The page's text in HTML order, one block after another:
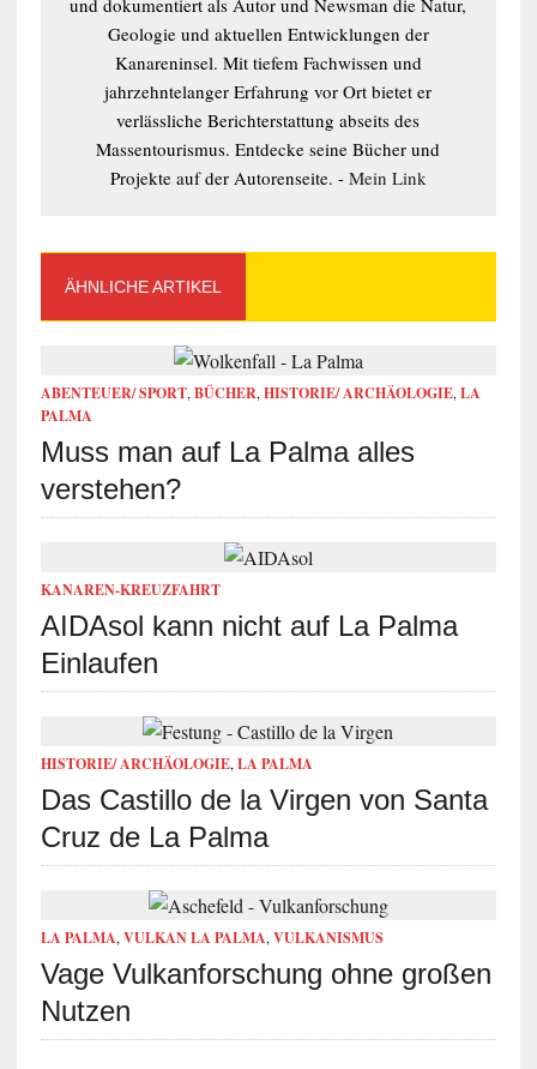
und dokumentiert als Autor und Newsman die Natur,
Geologie und aktuellen Entwicklungen der
Kanareninsel. Mit tiefem Fachwissen und
jahrzehntelanger Erfahrung vor Ort bietet er
verlässliche Berichterstattung abseits des
Massentourismus. Entdecke seine Bücher und
Projekte auf der Autorenseite. - Mein Link
ÄHNLICHE ARTIKEL
ABENTEUER/ SPORT,BÜCHER,HISTORIE/ ARCHÄOLOGIE,LA
PALMA
Muss man auf La Palma alles
verstehen?
KANAREN-KREUZFAHRT
AIDAsol kann nicht auf La Palma
Einlaufen
HISTORIE/ ARCHÄOLOGIE,LA PALMA
Das Castillo de la Virgen von Santa
Cruz de La Palma
LA PALMA,VULKAN LA PALMA,VULKANISMUS
Vage Vulkanforschung ohne großen
Nutzen